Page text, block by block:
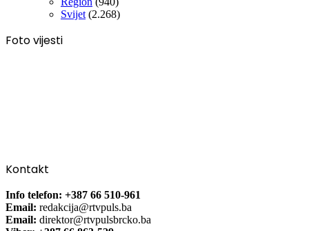
Svijet (2.268)
Foto vijesti
Kontakt
Info telefon: +387 66 510-961
Email: redakcija@rtvpuls.ba
Email: direktor@rtvpulsbrcko.ba